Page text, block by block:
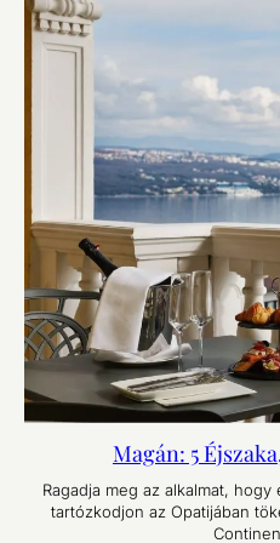
Magán: 5
Ragadja meg az alkalmat,
tartózkodjon az Opatijában